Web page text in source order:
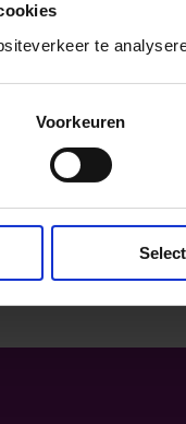
te
Voorkeuren